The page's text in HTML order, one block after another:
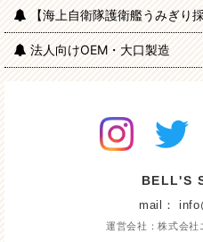
【海上自衛隊護衛艦うみぎり
法人向けOEM・大口製造
BELL'S
mail：
運営会社：株式会社